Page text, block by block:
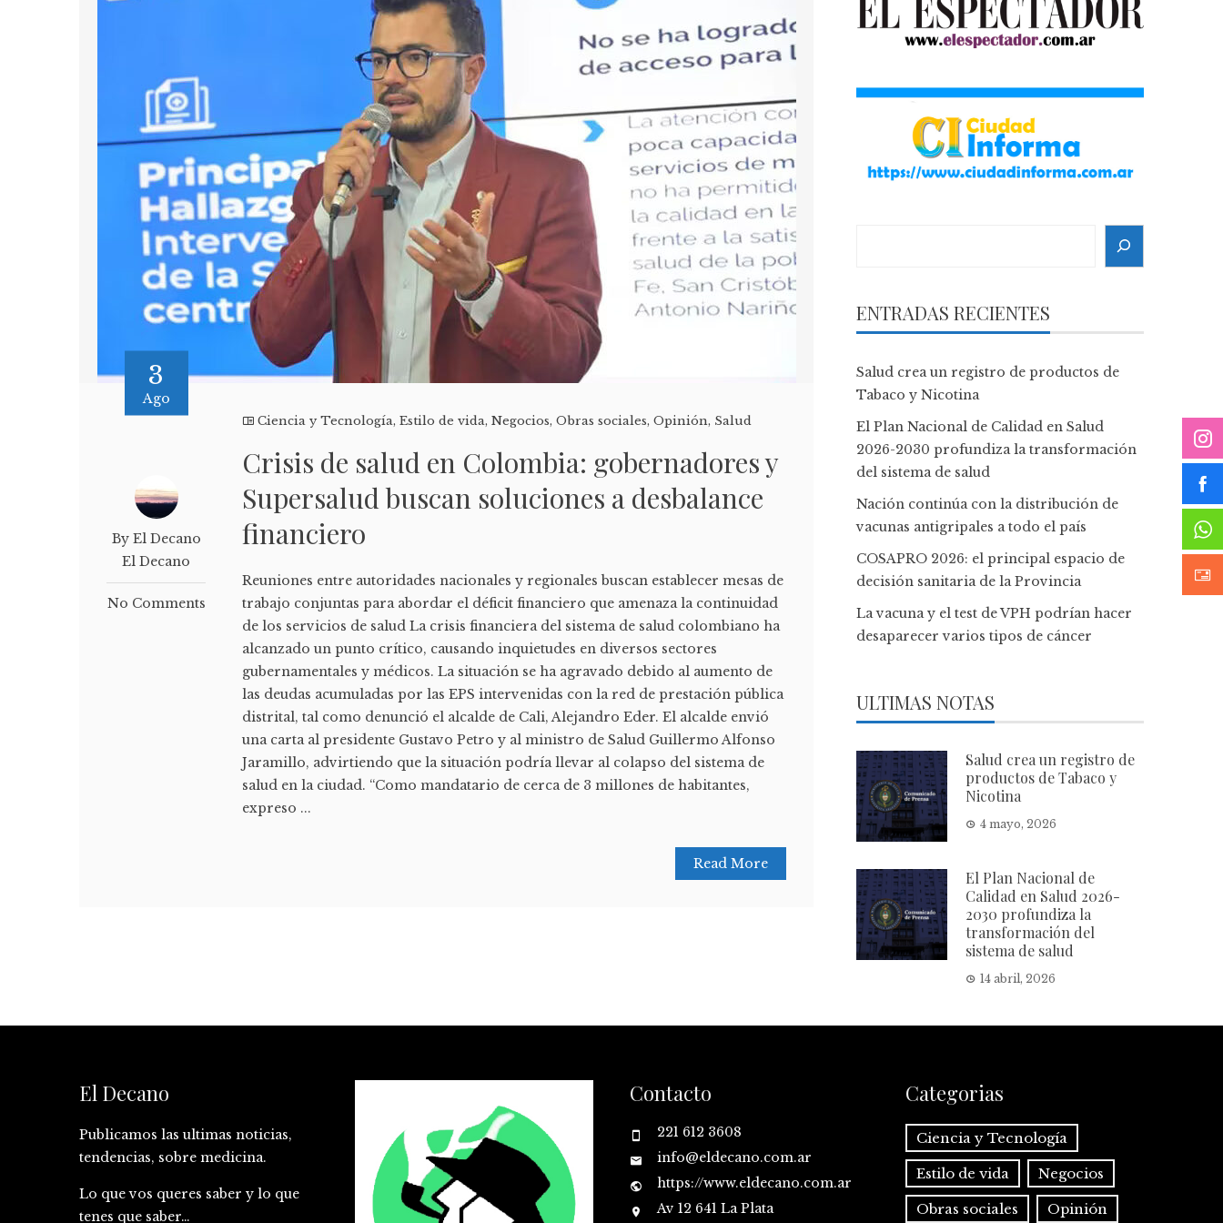
3
Ago
By El Decano
El Decano
No Comments
Ciencia y Tecnología,Estilo de vida,Negocios,Obras sociales,Opinión, Salud
Crisis de salud en Colombia: gobernadores y
Supersalud buscan soluciones a desbalance
financiero
Reuniones entre autoridades nacionales y regionales buscan establecer mesas de
trabajo conjuntas para abordar el déficit financiero que amenaza la continuidad
de los servicios de salud La crisis financiera del sistema de salud colombiano ha
alcanzado un punto crítico, causando inquietudes en diversos sectores
gubernamentales y médicos. La situación se ha agravado debido al aumento de
las deudas acumuladas por las EPS intervenidas con la red de prestación pública
distrital, tal como denunció el alcalde de Cali, Alejandro Eder. El alcalde envió
una carta al presidente Gustavo Petro y al ministro de Salud Guillermo Alfonso
Jaramillo, advirtiendo que la situación podría llevar al colapso del sistema de
salud en la ciudad. “Como mandatario de cerca de 3 millones de habitantes,
expreso ...
Read More
ENTRADAS RECIENTES
Salud crea un registro de productos de
Tabaco y Nicotina
El Plan Nacional de Calidad en Salud
2026-2030 profundiza la transformación
del sistema de salud
Nación continúa con la distribución de
vacunas antigripales a todo el país
COSAPRO 2026: el principal espacio de
decisión sanitaria de la Provincia
La vacuna y el test de VPH podrían hacer
desaparecer varios tipos de cáncer
ULTIMAS NOTAS
Salud crea un registro de
productos de Tabaco y
Nicotina
4 mayo, 2026
El Plan Nacional de
Calidad en Salud 2026-
2030 profundiza la
transformación del
sistema de salud
14 abril, 2026
El Decano
Publicamos las ultimas noticias,
tendencias, sobre medicina.
Lo que vos queres saber y lo que
tenes que saber…
Contacto
221 612 3608
info@eldecano.com.ar
https://www.eldecano.com.ar
Av 12 641 La Plata
Categorias
Ciencia y Tecnología
Estilo de vida Negocios
Obras sociales Opinión